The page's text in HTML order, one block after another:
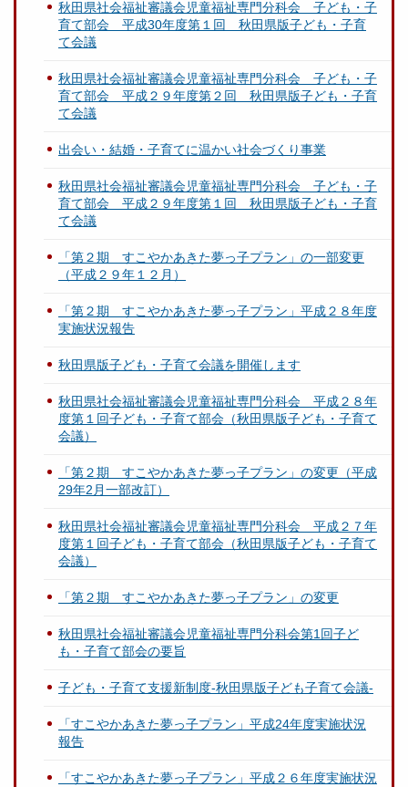
秋田県社会福祉審議会児童福祉専門分科会 子ども・子
育て部会 平成30年度第１回 秋田県版子ども・子育
て会議
秋田県社会福祉審議会児童福祉専門分科会 子ども・子
育て部会 平成２９年度第２回 秋田県版子ども・子育
て会議
出会い・結婚・子育てに温かい社会づくり事業
秋田県社会福祉審議会児童福祉専門分科会 子ども・子
育て部会 平成２９年度第１回 秋田県版子ども・子育
て会議
「第２期 すこやかあきた夢っ子プラン」の一部変更
（平成２９年１２月）
「第２期 すこやかあきた夢っ子プラン」平成２８年度
実施状況報告
秋田県版子ども・子育て会議を開催します
秋田県社会福祉審議会児童福祉専門分科会 平成２８年
度第１回子ども・子育て部会（秋田県版子ども・子育て
会議）
「第２期 すこやかあきた夢っ子プラン」の変更（平成
29年2月一部改訂）
秋田県社会福祉審議会児童福祉専門分科会 平成２７年
度第１回子ども・子育て部会（秋田県版子ども・子育て
会議）
「第２期 すこやかあきた夢っ子プラン」の変更
秋田県社会福祉審議会児童福祉専門分科会第1回子ど
も・子育て部会の要旨
子ども・子育て支援新制度-秋田県版子ども子育て会議-
「すこやかあきた夢っ子プラン」平成24年度実施状況
報告
「すこやかあきた夢っ子プラン」平成２６年度実施状況